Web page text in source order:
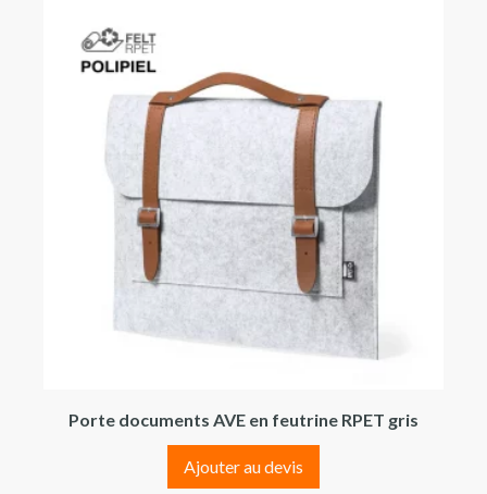
Porte documents AVE en feutrine RPET gris
Ajouter au devis